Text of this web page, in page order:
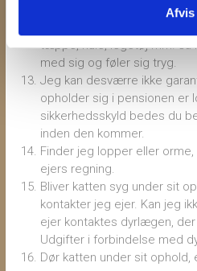
Afvis
Kattens ophold i Vestfyns
tæppe, hule, legetøj mm. så
med sig og føler sig tryg.
Jeg kan desværre ikke
opholder sig i pensionen er
sikkerhedsskyld bedes du
inden den kommer.
Finder jeg lopper eller
ejers regning.
Bliver katten syg under sit
kontakter jeg ejer. Kan jeg
ejer kontaktes dyrlægen,
Udgifter i forbindelse med
Dør katten under sit ophold,